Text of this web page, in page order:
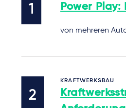
Power
von mehreren
KRAFTWERKSBAU